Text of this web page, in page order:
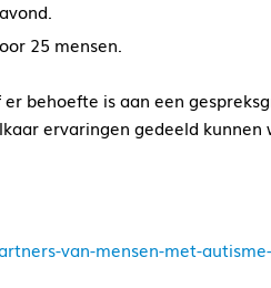
25 mensen.
behoefte is aan een
ervaringen gedeeld kunnen
van-mensen-met-